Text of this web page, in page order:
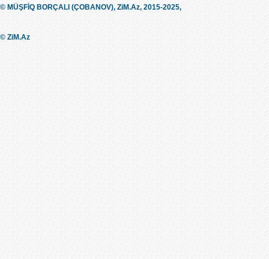
© MÜŞFİQ BORÇALI (ÇOBANOV), ZiM.Az, 2015-2025,
© ZiM.Az